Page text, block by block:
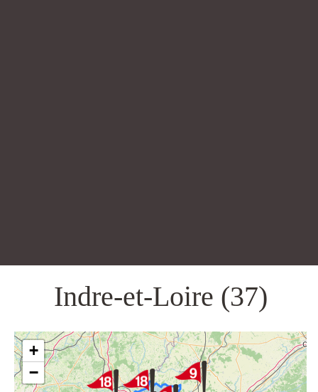
Indre-et-Loire (37)
+
−